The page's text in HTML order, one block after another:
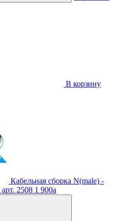
В корзину
Кабельная сборка N(male) -
арт. 2508 1 900a